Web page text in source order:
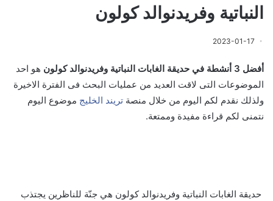
النباتية وفريدنوالد كولون
2023-01-17
أفضل 3 أنشطة في حديقة الغابات النباتية وفريدنوالد كولون
هو احد
الموضوعات التى لاقت العديد من عمليات البحث فى الفترة الاخيرة
ولذلك نقدم لكم اليوم من خلال منصة تريند الخليج موضوع اليوم
نتمنى لكم قراءة مفيدة وممتعة.
حديقة الغابات النباتية وفريدنوالد كولون هي جنّة للناظرين يجتذب